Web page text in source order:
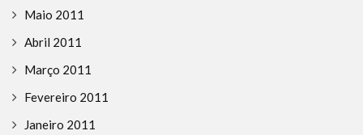
Maio 2011
Abril 2011
Março 2011
Fevereiro 2011
Janeiro 2011